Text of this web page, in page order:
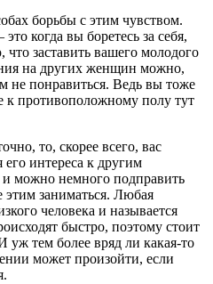
борьбы с этим чувством.
когда вы боретесь за себя,
заставить вашего молодого
на других женщин можно,
не понравиться. Ведь вы тоже
противоположному полу тут
то, скорее всего, вас
интереса к другим
можно немного подправить
этим заниматься. Любая
человека и называется
быстро, поэтому стоит
уж тем более вряд ли какая-то
может произойти, если